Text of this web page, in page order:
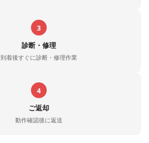
3
診断・修理
到着後すぐに診断・修理作業
4
ご返却
動作確認後に返送